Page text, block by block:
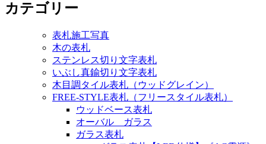
ョ
カテゴリー
表札施工写真
木の表札
ステンレス切り文字表札
いぶし真鍮切り文字表札
木目調タイル表札（ウッドグレイン）
FREE-STYLE表札（フリースタイル表札）
ウッドベース表札
オーバル ガラス
ガラス表札